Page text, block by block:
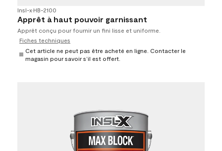
Insl-x•HB-2100
Apprêt à haut pouvoir garnissant
Apprêt conçu pour fournir un fini lisse et uniforme.
Fiches techniques
Cet article ne peut pas être acheté en ligne. Contacter le
magasin pour savoir s’il est offert.